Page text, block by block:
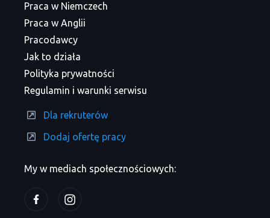
My w mediach społecznościowych:
Praca w Niemczech
Praca w Anglii
Pracodawcy
Jak to działa
Polityka prywatności
Regulamin i warunki serwisu
Dla rekruterów
Dodaj ofertę pracy